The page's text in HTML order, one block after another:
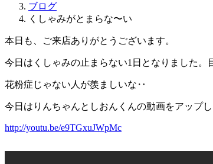
ブログ
くしゃみがとまらな〜い
本日も、ご来店ありがとうございます。
今日はくしゃみの止まらない1日となりました。
花粉症じゃない人が羨ましいな‥
今日はりんちゃんとしおんくんの動画をアップし
http://youtu.be/e9TGxuJWpMc